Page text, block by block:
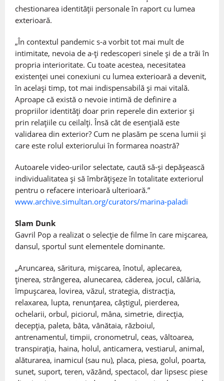
chestionarea identității personale în raport cu lumea
exterioară.
„În contextul pandemic s-a vorbit tot mai mult de
intimitate, nevoia de a-ți redescoperi sinele și de a trăi în
propria interioritate. Cu toate acestea, necesitatea
existenței unei conexiuni cu lumea exterioară a devenit,
în același timp, tot mai indispensabilă și mai vitală.
Aproape că există o nevoie intimă de definire a
propriilor identități doar prin reperele din exterior și
prin relațiile cu ceilalți. Însă cât de esențială este
validarea din exterior? Cum ne plasăm pe scena lumii și
care este rolul exteriorului în formarea noastră?
Autoarele video-urilor selectate, caută să-și depășească
individualitatea și să îmbrățișeze în totalitate exteriorul
pentru o refacere interioară ulterioară.”
www.archive.simultan.org/curators/marina-paladi
Slam Dunk
Gavril Pop a realizat o selecție de filme în care mișcarea,
dansul, sportul sunt elementele dominante.
„Aruncarea, săritura, mișcarea, înotul, aplecarea,
ținerea, strângerea, alunecarea, căderea, jocul, călăria,
împușcarea, lovirea, văzul, strategia, distracția,
relaxarea, lupta, renunțarea, câștigul, pierderea,
ochelarii, orbul, piciorul, mâna, simetrie, direcția,
decepția, paleta, bâta, vânătaia, războiul,
antrenamentul, timpii, cronometrul, ceas, vâltoarea,
transpirația, haina, holul, anticamera, vestiarul, animal,
alăturarea, inamicul (sau nu), placa, piesa, golul, poarta,
sunet, suport, teren, văzând, spectacol, dar lipsesc piese